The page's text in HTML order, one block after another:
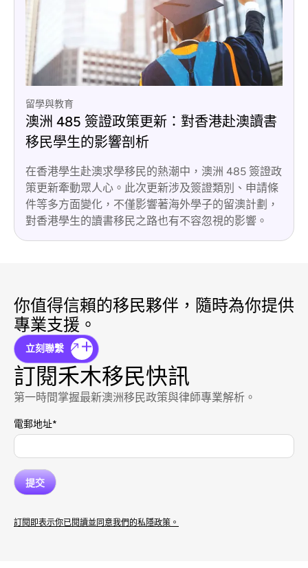
留學與教育
澳洲 485 簽證政策更新：對香港赴澳讀書
移民學生的影響剖析
在香港學生赴澳求學移民的熱潮中，澳洲 485 簽證政
策更新牽動眾人心。此次更新涉及簽證類別、申請條
件等多方面變化，不僅影響著海外學子的留澳計劃，
對香港學生的讀書移民之路也有不容忽視的影響。
你值得信賴的移民夥伴，隨時為你提供
專業支援。
立刻聯繫
訂閱禾木移民快訊
第一時間掌握最新澳洲移民政策與律師專業解析。
電郵地址*
訂閱即表示你已閱讀並同意我們的私隱政策。